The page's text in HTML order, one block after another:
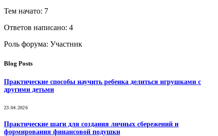
Тем начато: 7
Ответов написано: 4
Роль форума: Участник
Blog Posts
Практические способы научить ребенка делиться игрушками с
другими детьми
23.04.2026
Практические шаги для создания личных сбережений и
формирования финансовой подушки